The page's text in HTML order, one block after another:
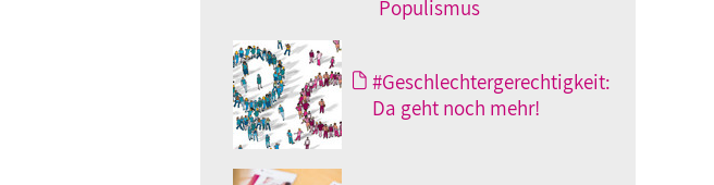
Populismus
#Geschlechtergerechtigkeit:
Da geht noch mehr!